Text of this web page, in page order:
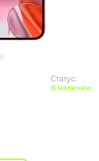
Статус:
В наличии